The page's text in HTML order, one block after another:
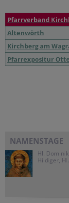
Pfarrverband
Altenwörth
Kirchberg am
Pfarrexpositur
NAMENSTAGE
Hl.
Hildiger,